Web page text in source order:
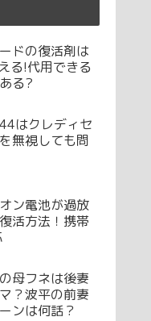
ドの復活剤は
る!代用できる
る?
はクレディセ
無視しても問
ン電池が過放
活方法！携帯
母フネは後妻
？波平の前妻
ンは何話？